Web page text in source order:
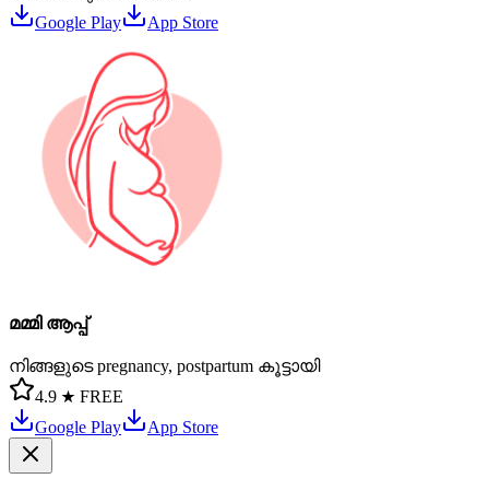
Google Play
App Store
മമ്മി ആപ്പ്
നിങ്ങളുടെ pregnancy, postpartum കൂട്ടായി
4.9 ★ FREE
Google Play
App Store